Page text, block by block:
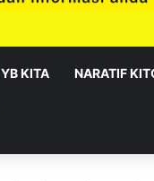
YB KITA NARATIF